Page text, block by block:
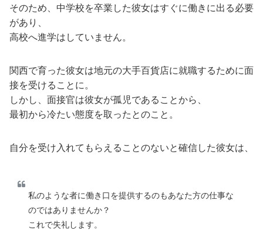
そのため、中学校を卒業した彼女はすぐに働きに出る必要
があり、
高校へ進学はしていません。
関西で育った彼女は地元の大手百貨店に就職するために面
接を受けることに。
しかし、面接官は彼女が孤児であることから、
最初から冷たい態度を取ったとのこと。
自分を受け入れてもらえることのないと確信した彼女は、
私のような者に働き口を提供するのもあなた方の仕事な
のではありませんか？
これで失礼します。